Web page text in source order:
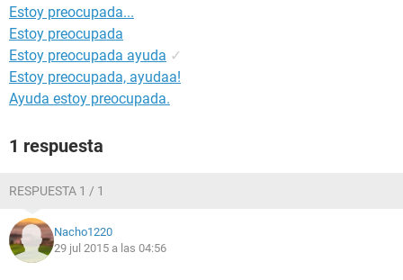
Estoy preocupada...
Estoy preocupada
Estoy preocupada ayuda ✓
Estoy preocupada, ayudaa!
Ayuda estoy preocupada.
1 respuesta
RESPUESTA 1 / 1
Nacho1220
29 jul 2015 a las 04:56